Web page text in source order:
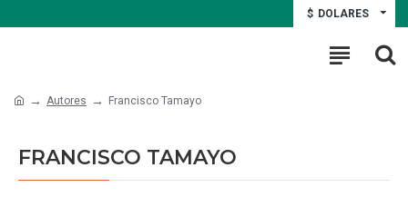
$ DOLARES
Autores Francisco Tamayo
FRANCISCO TAMAYO